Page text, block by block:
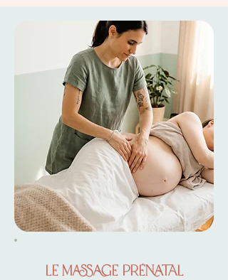
Le massage prénatal